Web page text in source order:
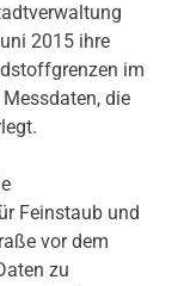
2015 ihre
im
die
Feinstaub und
vor dem
zu